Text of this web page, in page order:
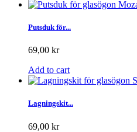
Putsduk för...
69,00 kr
Add to cart
Lagningskit...
69,00 kr